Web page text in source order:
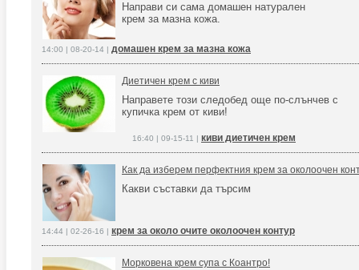
Направи си сама домашен натурален
крем за мазна кожа.
14:00 | 08-20-14 | домашен крем за мазна кожа
Диетичен крем с киви
Направете този следобед още по-слънчев с
купичка крем от киви!
16:40 | 09-15-11 | киви диетичен крем
Как да изберем перфектния крем за околоочен
Какви съставки да търсим
14:44 | 02-26-16 | крем за около очите околоочен контур
Морковена крем супа с Коантро!